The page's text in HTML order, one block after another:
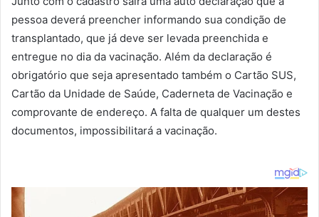
pessoa deverá preencher informando sua condição de
transplantado, que já deve ser levada preenchida e
entregue no dia da vacinação. Além da declaração é
obrigatório que seja apresentado também o Cartão SUS,
Cartão da Unidade de Saúde, Caderneta de Vacinação e
comprovante de endereço. A falta de qualquer um destes
documentos, impossibilitará a vacinação.